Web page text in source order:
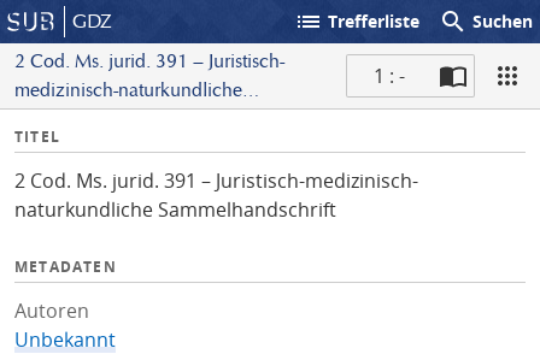
GDZ list Trefferliste search Suchen
2 Cod. Ms. jurid. 391 – Juristisch-
medizinisch-naturkundliche
1 : -
I
f
o
TITEL
2 Cod. Ms. jurid. 391 – Juristisch-medizinisch-
naturkundliche Sammelhandschrift
METADATEN
Autoren
Unbekannt